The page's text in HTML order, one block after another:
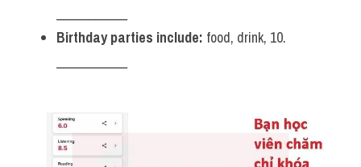
Birthday parties include: food, drink, 10.